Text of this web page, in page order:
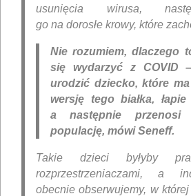
usunięcia wirusa,
go na dorosłe krowy, które
Nie rozumiem, dlaczego
się wydarzyć z COVID
urodzić dziecko, które
wersję tego białka,
a następnie
populację, mówi Seneff.
Takie dzieci byłyby
rozprzestrzeniaczami, a
obecnie obserwujemy, w